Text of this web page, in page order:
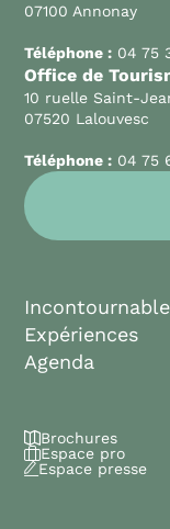
07100 Annonay
Téléphone : 04 75
Office de
10 ruelle Saint-
07520 Lalouvesc
Téléphone : 04 75
Expériences
Agenda
Brochures
Espace pro
Espace presse